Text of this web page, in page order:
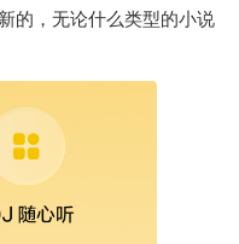
的，无论什么类型的小说